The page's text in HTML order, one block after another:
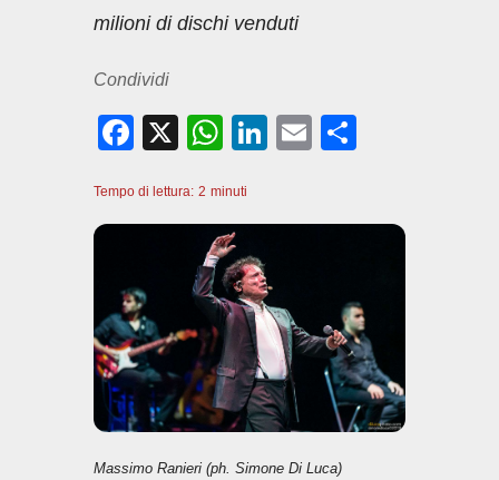
milioni di dischi venduti
Condividi
F
c
o
o
k
X
W
at
s
A
p
p
Li
n
E
di
Tempo di lettura: 2 minuti
Massimo Ranieri (ph. Simone Di Luca)